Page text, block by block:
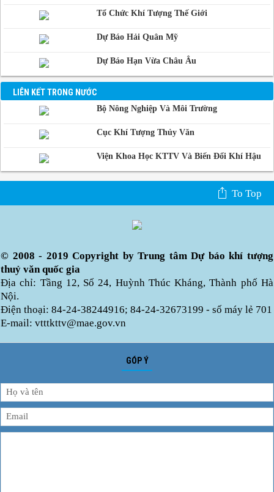
Tổ Chức Khí Tượng Thế Giới
Dự Báo Hải Quân Mỹ
Dự Báo Hạn Vừa Châu Âu
LIÊN KẾT TRONG NƯỚC
Bộ Nông Nghiệp Và Môi Trường
Cục Khí Tượng Thủy Văn
Viện Khoa Học KTTV Và Biến Đổi Khí Hậu
To Top
© 2008 - 2019 Copyright by Trung tâm Dự báo khí tượng
thuỷ văn quốc gia
Địa chỉ: Tầng 12, Số 24, Huỳnh Thúc Kháng, Thành phố Hà
Nội.
Điện thoại: 84-24-38244916; 84-24-32673199 - số máy lẻ 701
E-mail: vtttkttv@mae.gov.vn
GÓP Ý